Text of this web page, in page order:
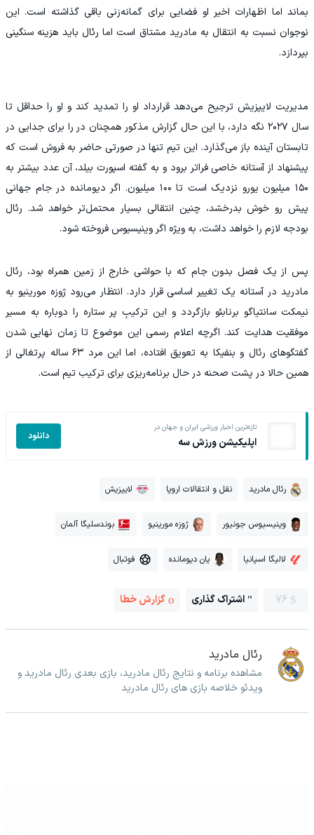
بماند اما اظهارات اخیر او فضایی برای گمانه‌زنی باقی گذاشته است. این
نوجوان نسبت به انتقال به مادرید مشتاق است اما رئال باید هزینه سنگینی
بپردازد.
مدیریت لایپزیش ترجیح می‌دهد قرارداد او را تمدید کند و او را حداقل تا
سال ۲۰۲۷ نگه دارد، با این حال گزارش مذکور همچنان در را برای جدایی در
تابستان آینده باز می‌گذارد. این تیم تنها در صورتی حاضر به فروش است که
پیشنهاد از آستانه خاصی فراتر برود و به گفته اسپورت بیلد، آن عدد بیشتر به
۱۵۰ میلیون یورو نزدیک است تا ۱۰۰ میلیون. اگر دیومانده در جام جهانی
پیش رو خوش بدرخشد، چنین انتقالی بسیار محتمل‌تر خواهد شد. رئال
بودجه لازم را خواهد داشت، به‌ ویژه اگر وینیسیوس فروخته شود.
پس از یک فصل بدون جام که با حواشی خارج از زمین همراه بود، رئال
مادرید در آستانه یک تغییر اساسی قرار دارد. انتظار می‌رود ژوزه مورینیو به
نیمکت سانتیاگو برنابئو بازگردد و این ترکیبِ پر ستاره را دوباره به مسیر
موفقیت هدایت کند. اگرچه اعلام رسمی این موضوع تا زمان نهایی شدن
گفتگوهای رئال و بنفیکا به تعویق افتاده، اما این مرد ۶۳ ساله پرتغالی از
همین حالا در پشت صحنه در حال برنامه‌ریزی برای ترکیب تیم است.
تازه‌ترین اخبار ورزشی ایران و جهان در
اپلیکیشن ورزش سه دانلود
رئال مادرید نقل و انتقالات اروپا لایپزیش
وینیسیوس جونیور ژوزه مورینیو بوندسلیگا آلمان
لالیگا اسپانیا یان دیومانده فوتبال
76 اشتراک گذاری گزارش خطا
رئال مادرید
مشاهده برنامه و نتایج رئال مادرید، بازی بعدی رئال مادرید و
ویدئو خلاصه بازی های رئال مادرید